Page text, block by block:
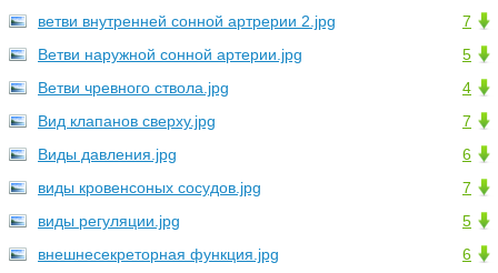
7
ветви внутренней сонной артрерии 2.jpg
5
Ветви наружной сонной артерии.jpg
4
Ветви чревного ствола.jpg
7
Вид клапанов сверху.jpg
6
Виды давления.jpg
7
виды кровенсоных сосудов.jpg
5
виды регуляции.jpg
6
внешнесекреторная функция.jpg